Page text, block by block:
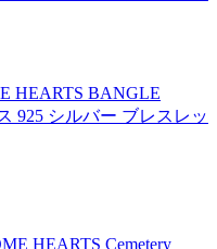
HEARTS BANGLE
925 シルバー ブレスレッ